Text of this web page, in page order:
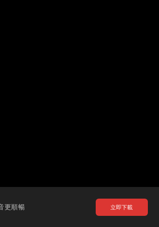
更順暢 立即下載